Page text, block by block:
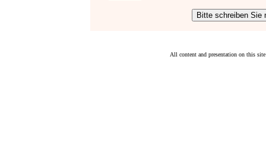
All content and presentation on this